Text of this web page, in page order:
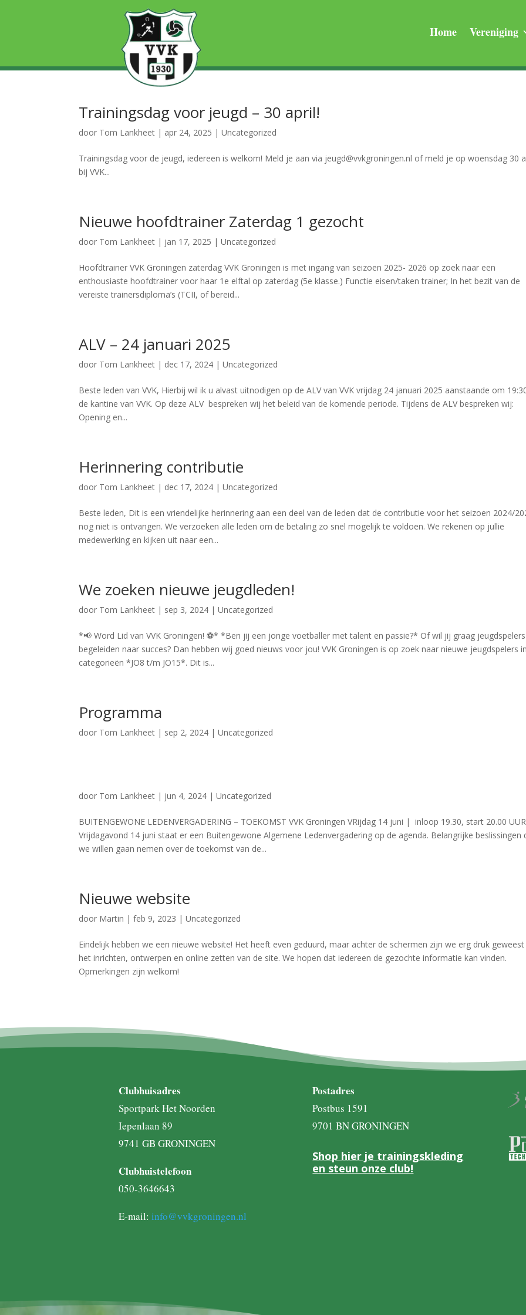
Home Vereniging
Trainingsdag voor jeugd – 30 april!
door Tom Lankheet | apr 24, 2025 |Uncategorized
Trainingsdag voor de jeugd, iedereen is welkom! Meld je aan via jeugd@vvkgroningen.nl of meld je op woensdag 30
bij VVK...
Nieuwe hoofdtrainer Zaterdag 1 gezocht
door Tom Lankheet | jan 17, 2025 |Uncategorized
Hoofdtrainer VVK Groningen zaterdag VVK Groningen is met ingang van seizoen 2025- 2026 op zoek naar een
enthousiaste hoofdtrainer voor haar 1e elftal op zaterdag (5e klasse.) Functie eisen/taken trainer; In het bezit van de
vereiste trainersdiploma’s (TCII, of bereid...
ALV – 24 januari 2025
door Tom Lankheet | dec 17, 2024 |Uncategorized
Beste leden van VVK, Hierbij wil ik u alvast uitnodigen op de ALV van VVK vrijdag 24 januari 2025 aanstaande om
de kantine van VVK. Op deze ALV bespreken wij het beleid van de komende periode. Tijdens de ALV bespreken wij:
Opening en...
Herinnering contributie
door Tom Lankheet | dec 17, 2024 |Uncategorized
Beste leden, Dit is een vriendelijke herinnering aan een deel van de leden dat de contributie voor het seizoen 2024/
nog niet is ontvangen. We verzoeken alle leden om de betaling zo snel mogelijk te voldoen. We rekenen op jullie
medewerking en kijken uit naar een...
We zoeken nieuwe jeugdleden!
door Tom Lankheet | sep 3, 2024 |Uncategorized
*📢 Word Lid van VVK Groningen! ⚽* *Ben jij een jonge voetballer met talent en passie?* Of wil jij graag jeugdspelers
begeleiden naar succes? Dan hebben wij goed nieuws voor jou! VVK Groningen is op zoek naar nieuwe jeugdspelers
categorieën *JO8 t/m JO15*. Dit is...
Programma
door Tom Lankheet | sep 2, 2024 |Uncategorized
door Tom Lankheet | jun 4, 2024 |Uncategorized
BUITENGEWONE LEDENVERGADERING – TOEKOMST VVK Groningen VRijdag 14 juni | inloop 19.30, start 20.00 UUR
Vrijdagavond 14 juni staat er een Buitengewone Algemene Ledenvergadering op de agenda. Belangrijke beslissingen
we willen gaan nemen over de toekomst van de...
Nieuwe website
door Martin |feb 9, 2023 |Uncategorized
Eindelijk hebben we een nieuwe website! Het heeft even geduurd, maar achter de schermen zijn we erg druk
het inrichten, ontwerpen en online zetten van de site. We hopen dat iedereen de gezochte informatie kan vinden.
Opmerkingen zijn welkom!
Clubhuisadres
Sportpark Het Noorden
Iepenlaan 89
9741 GB GRONINGEN
Clubhuistelefoon
050-3646643
E-mail: info@vvkgroningen.nl
Postadres
Postbus 1591
9701 BN GRONINGEN
Shop hier je trainingskleding
en steun onze club!